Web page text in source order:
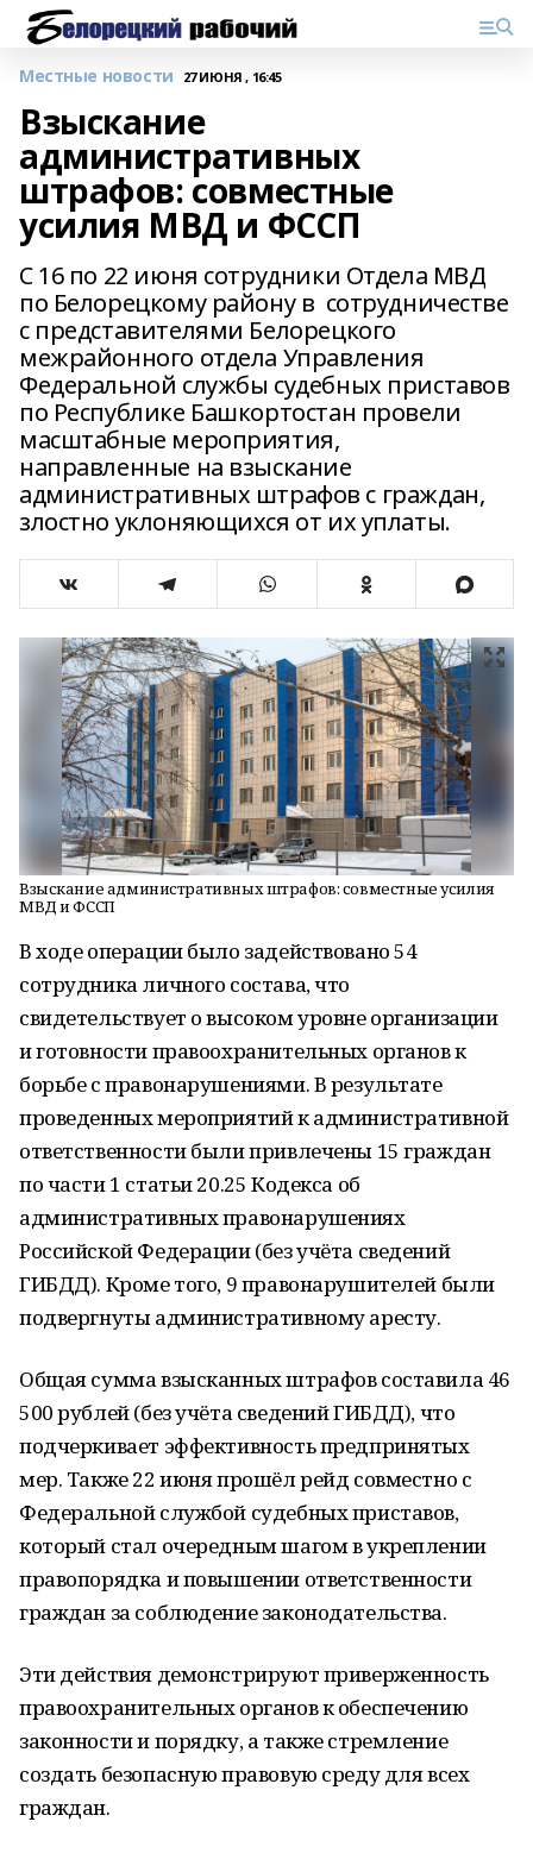
Местные новости 27 ИЮНЯ , 16:45
Взыскание
административных
штрафов: совместные
усилия МВД и ФССП
С 16 по 22 июня сотрудники Отдела МВД
по Белорецкому району в сотрудничестве
с представителями Белорецкого
межрайонного отдела Управления
Федеральной службы судебных приставов
по Республике Башкортостан провели
масштабные мероприятия,
направленные на взыскание
административных штрафов с граждан,
злостно уклоняющихся от их уплаты.
Взыскание административных штрафов: совместные усилия
МВД и ФССП
В ходе операции было задействовано 54
сотрудника личного состава, что
свидетельствует о высоком уровне организации
и готовности правоохранительных органов к
борьбе с правонарушениями. В результате
проведенных мероприятий к административной
ответственности были привлечены 15 граждан
по части 1 статьи 20.25 Кодекса об
административных правонарушениях
Российской Федерации (без учёта сведений
ГИБДД). Кроме того, 9 правонарушителей были
подвергнуты административному аресту.
Общая сумма взысканных штрафов составила 46
500 рублей (без учёта сведений ГИБДД), что
подчеркивает эффективность предпринятых
мер. Также 22 июня прошёл рейд совместно с
Федеральной службой судебных приставов,
который стал очередным шагом в укреплении
правопорядка и повышении ответственности
граждан за соблюдение законодательства.
Эти действия демонстрируют приверженность
правоохранительных органов к обеспечению
законности и порядку, а также стремление
создать безопасную правовую среду для всех
граждан.